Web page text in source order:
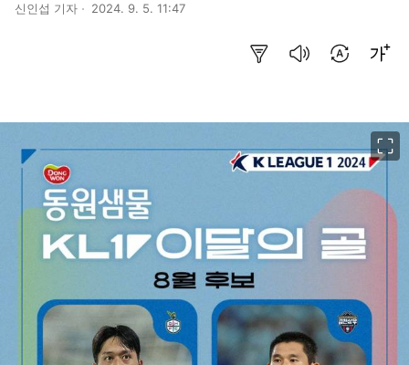
신인섭 기자 2024. 9. 5. 11:47